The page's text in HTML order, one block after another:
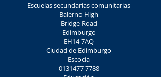
Escuelas secundarias comunitarias
Balerno High
Bridge Road
Edimburgo
EH14 7AQ
Ciudad de Edimburgo
Escocia
0131477 7788